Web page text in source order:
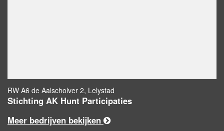
RW A6 de Aalscholver 2, Lelystad
Stichting AK Hunt Participaties
Meer bedrijven bekijken